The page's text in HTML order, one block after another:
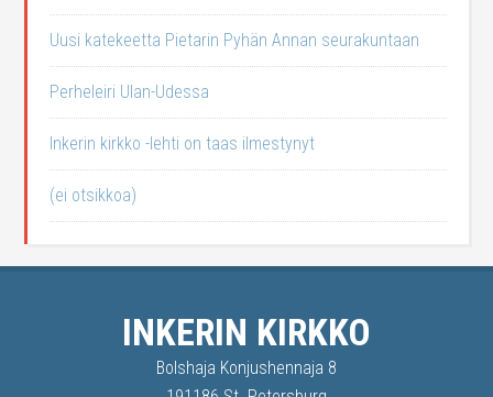
Uusi katekeetta Pietarin Pyhän Annan seurakuntaan
Perheleiri Ulan-Udessa
Inkerin kirkko -lehti on taas ilmestynyt
(ei otsikkoa)
INKERIN KIRKKO
Bolshaja Konjushennaja 8